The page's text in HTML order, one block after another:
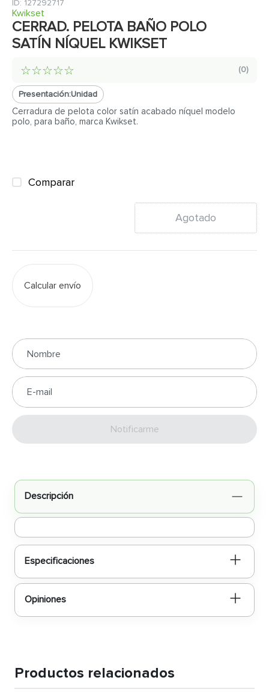
: 127292717
Kwikset
CERRAD. PELOTA BAÑO POLO
SATÍN NÍQUEL KWIKSET
☆☆☆☆☆ (0)
Presentación:Unidad
Cerradura de pelota color satín acabado níquel modelo
polo, para baño, marca Kwikset.
Comparar
Agotado
Calcular envío
Enviar
Descripción
Especificaciones
Opiniones
Productos relacionados
8.
azulejo
9.
pantry